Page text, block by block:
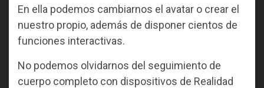
En ella podemos cambiarnos el avatar o crear el
nuestro propio, además de disponer cientos de
funciones interactivas.
No podemos olvidarnos del seguimiento de
cuerpo completo con dispositivos de Realidad